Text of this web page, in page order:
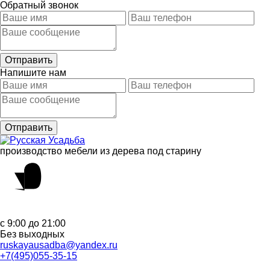
Обратный звонок
Напишите нам
производство мебели из дерева под старину
с 9:00 до 21:00
Без выходных
ruskayausadba@yandex.ru
+7(495)055-35-15